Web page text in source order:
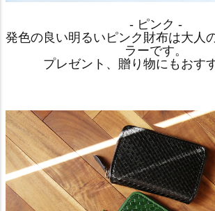
- ピンク -
発色の良い明るいピンク財布は大人
ラーです。
プレゼント、贈り物にもおす